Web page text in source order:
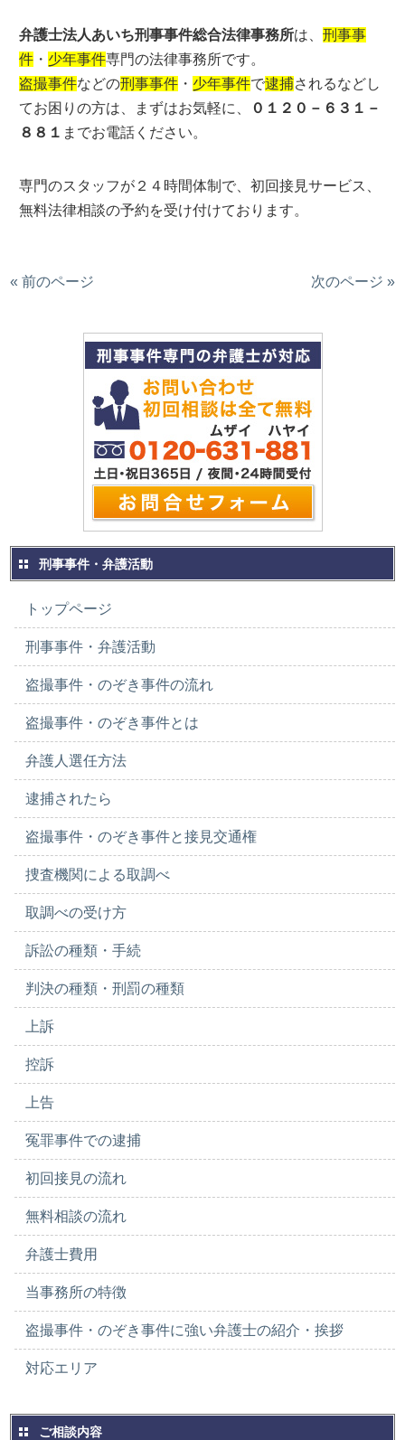
弁護士法人あいち刑事事件総合法律事務所は、刑事事
件 ・ 少年事件専門の法律事務所です。
盗撮事件などの刑事事件 ・ 少年事件で逮捕されるなどし
てお困りの方は、まずはお気軽に、
０１２０－６３１－
８８１ までお電話ください。
専門のスタッフが２４時間体制で、初回接見サービス、
無料法律相談の予約を受け付けております。
« 前のページ 次のページ »
刑事事件・弁護活動
トップページ
刑事事件・弁護活動
盗撮事件・のぞき事件の流れ
盗撮事件・のぞき事件とは
弁護人選任方法
逮捕されたら
盗撮事件・のぞき事件と接見交通権
捜査機関による取調べ
取調べの受け方
訴訟の種類・手続
判決の種類・刑罰の種類
上訴
控訴
上告
冤罪事件での逮捕
初回接見の流れ
無料相談の流れ
弁護士費用
当事務所の特徴
盗撮事件・のぞき事件に強い弁護士の紹介・挨拶
対応エリア
ご相談内容